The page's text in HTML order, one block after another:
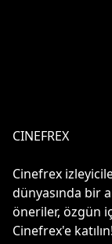
CINEFREX
Cinefrex
dünyasında bir
öneriler, özgün
Cinefrex'e katılın!